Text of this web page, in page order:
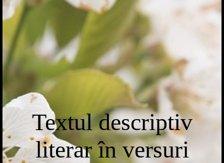
Textul descriptiv
literar în versuri